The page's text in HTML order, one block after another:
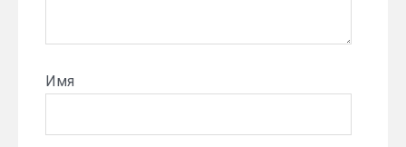
Имя